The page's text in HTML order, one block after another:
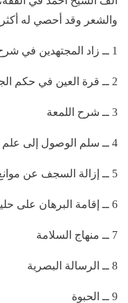
والشعر وقد أحصي له أكثر
1 ــ زاد المجتهدين في شرح بلغة المحدثين
2 ــ قرة العين في حكم الجهر بالبسملة والتسبيح في الأخيرتين
3 ــ شرح اللمعة
4 ــ سلم الوصول إلى علم الأصول
5 ــ إزالة السجف عن موانع الصرف
6 ــ إقامة البرهان على حلية الأربيان
7 ــ منهاج السلامة
8 ــ الرسالة البصرية
9 ــ الحبوة